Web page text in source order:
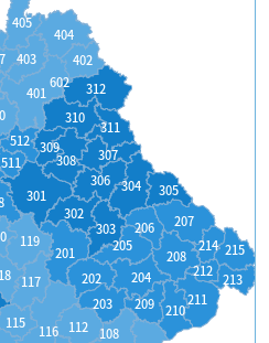
108
112
115
116
117
119
201
202
203
204
205
206
207
208
209 210
211
212
213
214 215
301
302
303
304 305
306
307
308
309
310
311
312
401
402
403
404
405
511
512
602